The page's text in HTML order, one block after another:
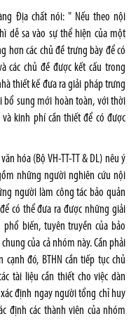
Địa chất nói: " Nếu theo nội
dễ sa vào sự thể hiện của một
hơn các chủ đề trưng bày để có
các chủ đề được kết cấu trong
thiết kế đưa ra giải pháp trưng
bổ sung mới hoàn toàn, với thời
kinh phí cần thiết để có được
hóa (Bộ VH-TT-TT & DL) nêu ý
những người nghiên cứu nội
người làm công tác bảo quản
có thể đưa ra được những giải
biến, tuyên truyền của bảo
của cả nhóm này. Cần phải
cạnh đó, BTHN cần tiếp tục chủ
tài liệu cần thiết cho việc dàn
định ngay người tổng chỉ huy
định các thành viên của nhóm